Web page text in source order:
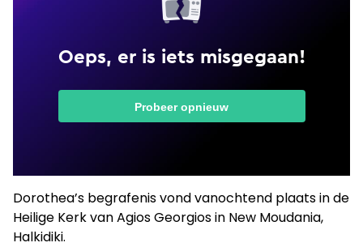
Dorothea’s begrafenis vond vanochtend plaats in de
Heilige Kerk van Agios Georgios in New Moudania,
Halkidiki.